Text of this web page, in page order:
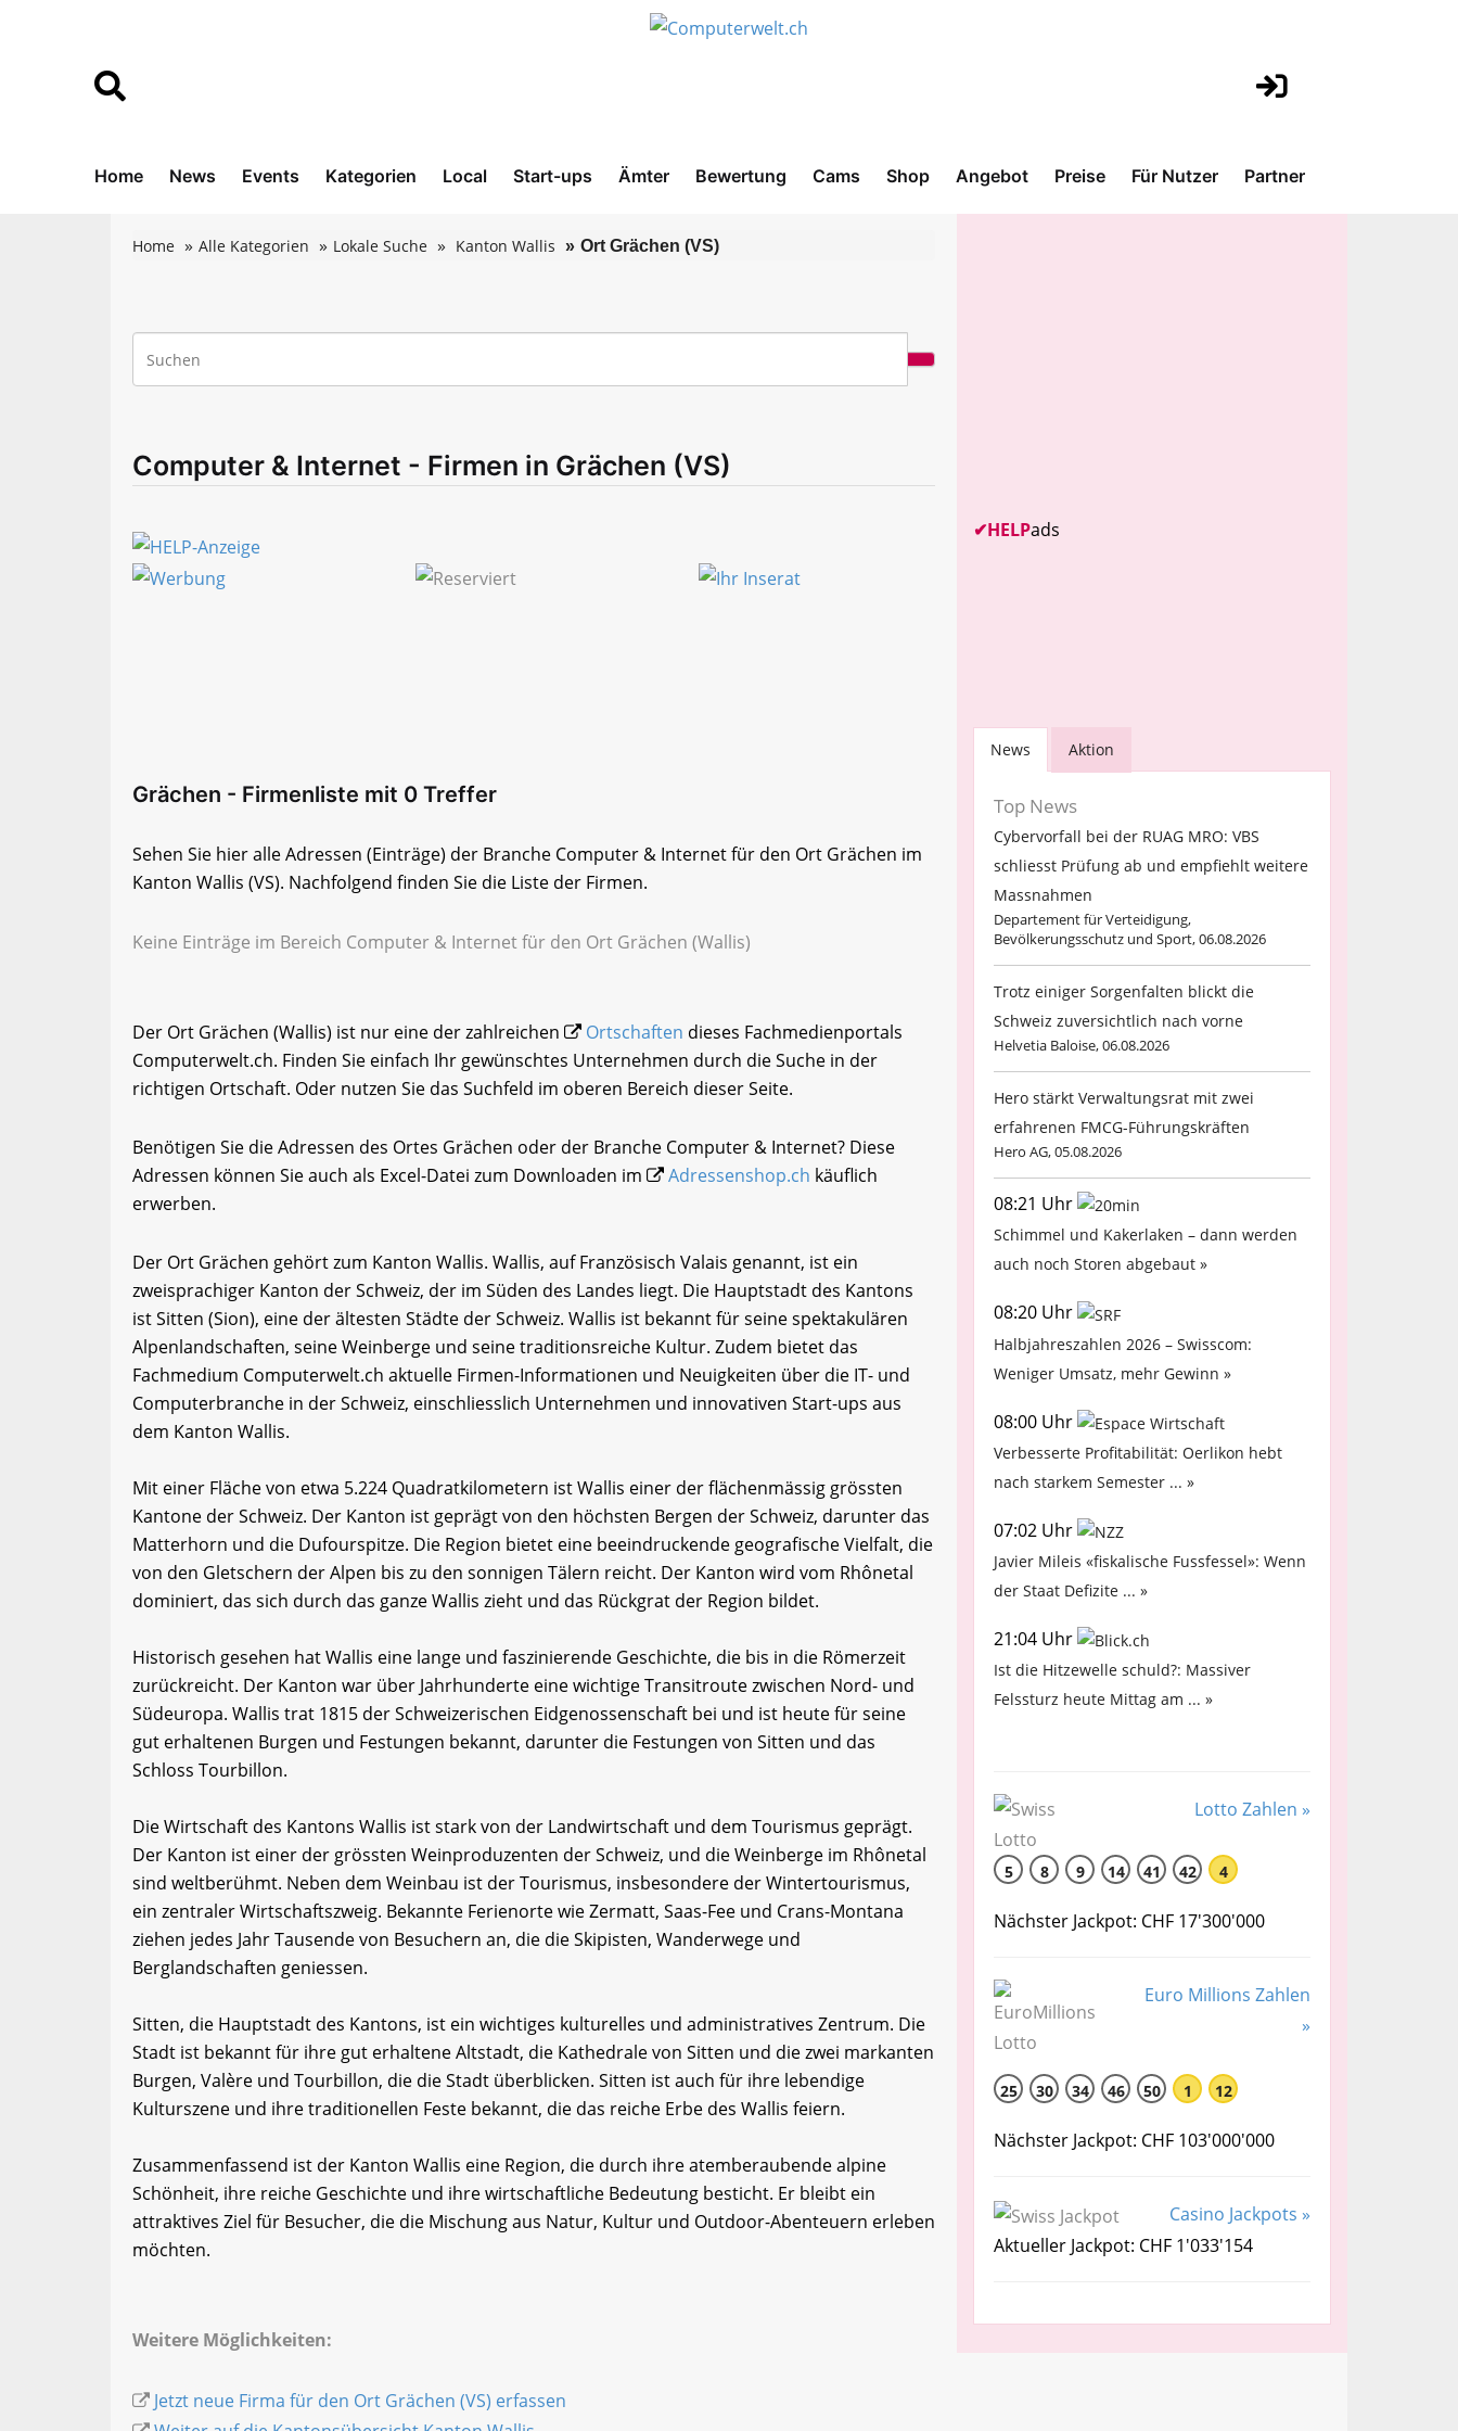
Home News Events Kategorien Local Start-ups Ämter Bewertung Cams Shop Angebot Preise Für Nutzer Partner
Home Alle Kategorien Lokale Suche Kanton Wallis Ort Grächen (VS)
Computer & Internet - Firmen in Grächen (VS)
Grächen - Firmenliste mit 0 Treffer
Sehen Sie hier alle Adressen (Einträge) der Branche Computer & Internet für den Ort Grächen im
Kanton Wallis (VS). Nachfolgend finden Sie die Liste der Firmen.
Keine Einträge im Bereich Computer & Internet für den Ort Grächen (Wallis)
Der Ort Grächen (Wallis) ist nur eine der zahlreichen Ortschaften dieses Fachmedienportals
Computerwelt.ch. Finden Sie einfach Ihr gewünschtes Unternehmen durch die Suche in der
richtigen Ortschaft. Oder nutzen Sie das Suchfeld im oberen Bereich dieser Seite.
Benötigen Sie die Adressen des Ortes Grächen oder der Branche Computer & Internet? Diese
Adressen können Sie auch als Excel-Datei zum Downloaden im
Adressenshop.ch käuflich
erwerben.
Der Ort Grächen gehört zum Kanton Wallis. Wallis, auf Französisch Valais genannt, ist ein
zweisprachiger Kanton der Schweiz, der im Süden des Landes liegt. Die Hauptstadt des Kantons
ist Sitten (Sion), eine der ältesten Städte der Schweiz. Wallis ist bekannt für seine spektakulären
Alpenlandschaften, seine Weinberge und seine traditionsreiche Kultur. Zudem bietet das
Fachmedium Computerwelt.ch aktuelle Firmen-Informationen und Neuigkeiten über die IT- und
Computerbranche in der Schweiz, einschliesslich Unternehmen und innovativen Start-ups aus
dem Kanton Wallis.
Mit einer Fläche von etwa 5.224 Quadratkilometern ist Wallis einer der flächenmässig grössten
Kantone der Schweiz. Der Kanton ist geprägt von den höchsten Bergen der Schweiz, darunter das
Matterhorn und die Dufourspitze. Die Region bietet eine beeindruckende geografische Vielfalt, die
von den Gletschern der Alpen bis zu den sonnigen Tälern reicht. Der Kanton wird vom Rhônetal
dominiert, das sich durch das ganze Wallis zieht und das Rückgrat der Region bildet.
Historisch gesehen hat Wallis eine lange und faszinierende Geschichte, die bis in die Römerzeit
zurückreicht. Der Kanton war über Jahrhunderte eine wichtige Transitroute zwischen Nord- und
Südeuropa. Wallis trat 1815 der Schweizerischen Eidgenossenschaft bei und ist heute für seine
gut erhaltenen Burgen und Festungen bekannt, darunter die Festungen von Sitten und das
Schloss Tourbillon.
Die Wirtschaft des Kantons Wallis ist stark von der Landwirtschaft und dem Tourismus geprägt.
Der Kanton ist einer der grössten Weinproduzenten der Schweiz, und die Weinberge im Rhônetal
sind weltberühmt. Neben dem Weinbau ist der Tourismus, insbesondere der Wintertourismus,
ein zentraler Wirtschaftszweig. Bekannte Ferienorte wie Zermatt, Saas-Fee und Crans-Montana
ziehen jedes Jahr Tausende von Besuchern an, die die Skipisten, Wanderwege und
Berglandschaften geniessen.
Sitten, die Hauptstadt des Kantons, ist ein wichtiges kulturelles und administratives Zentrum. Die
Stadt ist bekannt für ihre gut erhaltene Altstadt, die Kathedrale von Sitten und die zwei markanten
Burgen, Valère und Tourbillon, die die Stadt überblicken. Sitten ist auch für ihre lebendige
Kulturszene und ihre traditionellen Feste bekannt, die das reiche Erbe des Wallis feiern.
Zusammenfassend ist der Kanton Wallis eine Region, die durch ihre atemberaubende alpine
Schönheit, ihre reiche Geschichte und ihre wirtschaftliche Bedeutung besticht. Er bleibt ein
attraktives Ziel für Besucher, die die Mischung aus Natur, Kultur und Outdoor-Abenteuern erleben
möchten.
Weitere Möglichkeiten:
Jetzt neue Firma für den Ort Grächen (VS) erfassen
✔HELPads
News Aktion
Top News
Cybervorfall bei der RUAG MRO: VBS
schliesst Prüfung ab und empfiehlt weitere
Massnahmen
Departement für Verteidigung,
Bevölkerungsschutz und Sport, 06.08.2026
Trotz einiger Sorgenfalten blickt die
Schweiz zuversichtlich nach vorne
Helvetia Baloise, 06.08.2026
Hero stärkt Verwaltungsrat mit zwei
erfahrenen FMCG-Führungskräften
Hero AG, 05.08.2026
08:21 Uhr
Schimmel und Kakerlaken – dann werden
auch noch Storen abgebaut »
08:20 Uhr
Halbjahreszahlen 2026 – Swisscom:
Weniger Umsatz, mehr Gewinn »
08:00 Uhr
Verbesserte Profitabilität: Oerlikon hebt
nach starkem Semester ... »
07:02 Uhr
Javier Mileis «fiskalische Fussfessel»: Wenn
der Staat Defizite ... »
21:04 Uhr
Ist die Hitzewelle schuld?: Massiver
Felssturz heute Mittag am ... »
Lotto Zahlen »
5 8 9 14 41 42 4
Nächster Jackpot: CHF 17'300'000
Euro Millions Zahlen
»
25 30 34 46 50 1 12
Nächster Jackpot: CHF 103'000'000
Casino Jackpots »
Aktueller Jackpot: CHF 1'033'154